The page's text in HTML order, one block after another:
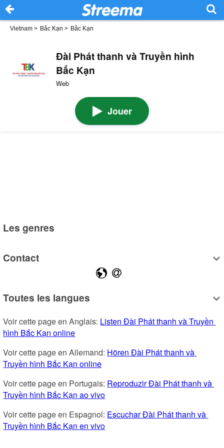
Vietnam > Bắc Kạn > Bắc Kạn
Đài Phát thanh và Truyền hình
Bắc Kạn
Web
Jouer
Les genres
Contact
Toutes les langues
Voir cette page en Anglais: Listen Đài Phát thanh và Truyền
hình Bắc Kạn online
Voir cette page en Allemand: Hören Đài Phát thanh và
Truyền hình Bắc Kạn online
Voir cette page en Portugais: Reproduzir Đài Phát thanh và
Truyền hình Bắc Kạn ao vivo
Voir cette page en Espagnol: Escuchar Đài Phát thanh và
Truyền hình Bắc Kạn en vivo